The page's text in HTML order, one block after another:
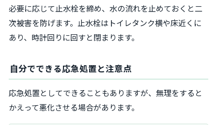
必要に応じて止水栓を締め、水の流れを止めておくと二
次被害を防げます。止水栓はトイレタンク横や床近くに
あり、時計回りに回すと閉まります。
自分でできる応急処置と注意点
応急処置としてできることもありますが、無理をすると
かえって悪化させる場合があります。